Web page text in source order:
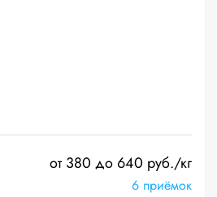
от 380 до 640 руб./кг
6 приёмок